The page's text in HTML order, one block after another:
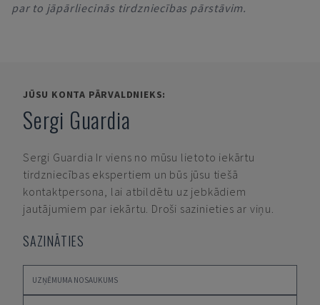
par to jāpārliecinās tirdzniecības pārstāvim.
JŪSU KONTA PĀRVALDNIEKS:
Sergi Guardia
Sergi Guardia Ir viens no mūsu lietoto iekārtu
tirdzniecības ekspertiem un būs jūsu tiešā
kontaktpersona, lai atbildētu uz jebkādiem
jautājumiem par iekārtu. Droši sazinieties ar viņu.
SAZINĀTIES